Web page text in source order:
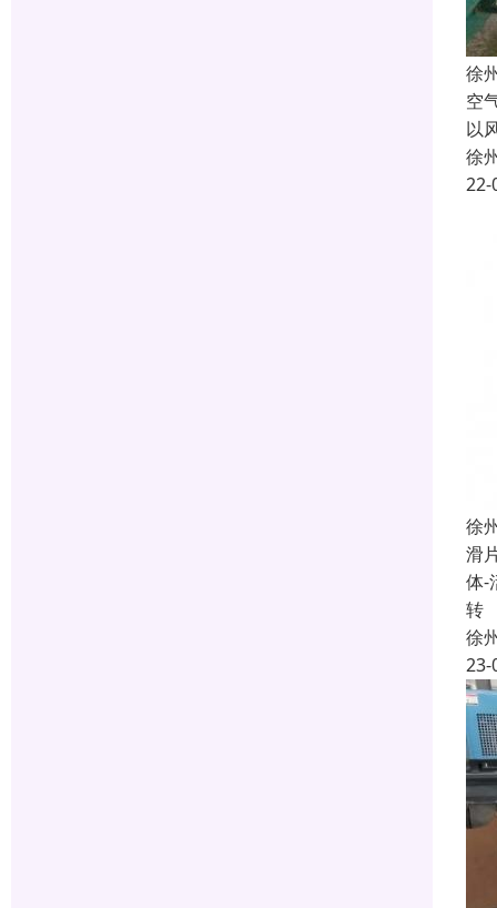
徐
空
以
徐
22-
徐
滑
体-
转
徐
23-